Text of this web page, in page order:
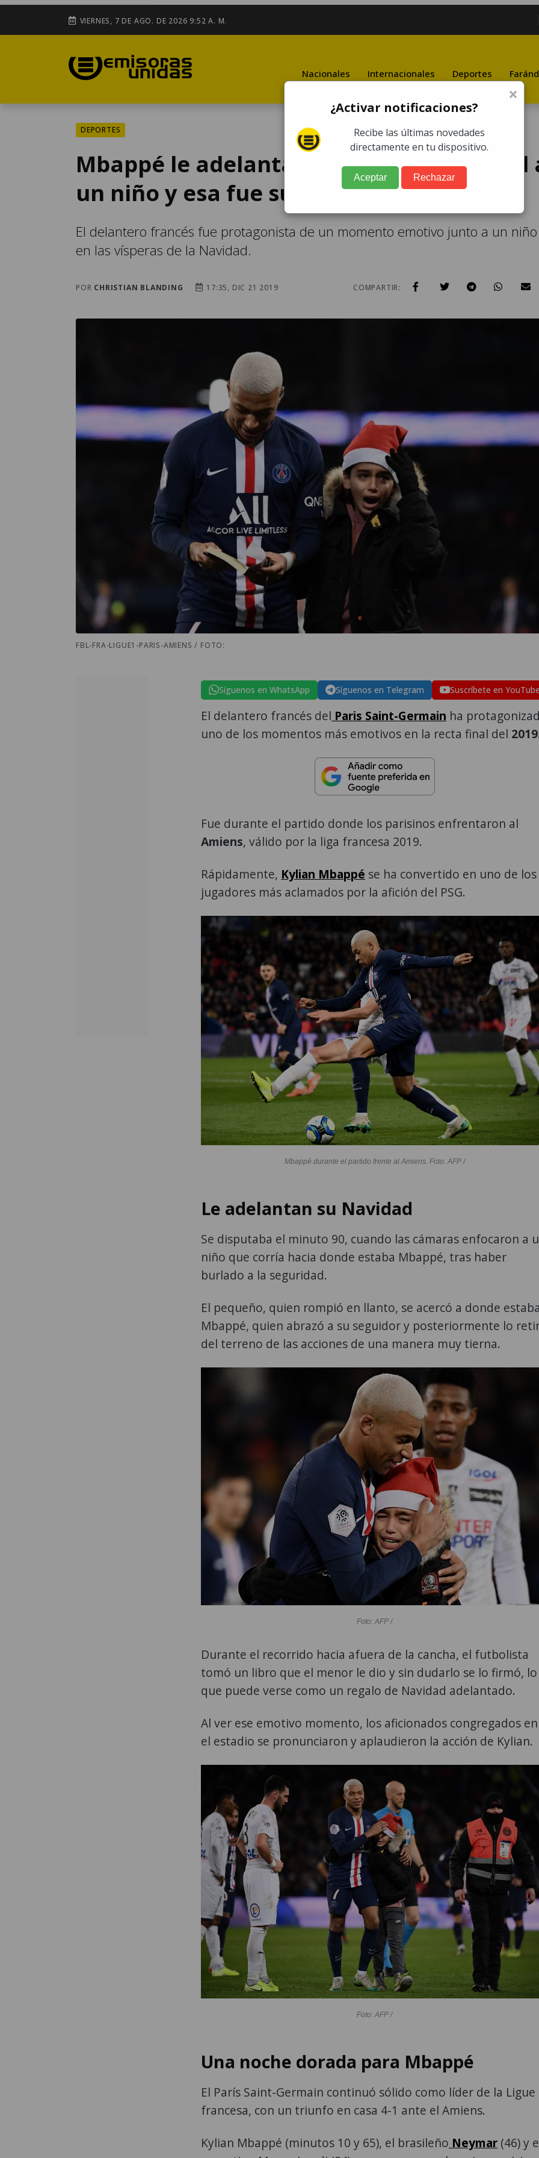
VIERNES, 7 DE AGO. DE 2026 9:52 A. M.
Nacionales Internacionales Deportes
DEPORTES
Mbappé le adelanta su regalo de navidad
un niño y esa fue su reacción
El delantero francés fue protagonista de un momento emotivo junto a un niño
en las vísperas de la Navidad.
POR CHRISTIAN BLANDING 17:35, DIC 21 2019 COMPARTIR:
FBL-FRA-LIGUE1-PARIS-AMIENS / FOTO:
Síguenos en WhatsApp Síguenos en Telegram Suscríbete en YouTube
El delantero francés del Paris Saint-Germain ha
uno de los momentos más emotivos en la recta final del 2019.
Fue durante el partido donde los parisinos enfrentaron al
Amiens, válido por la liga francesa 2019.
Rápidamente, Kylian Mbappé se ha convertido en uno de los
jugadores más aclamados por la afición del PSG.
Mbappé durante el partido frente al Amiens. Foto: AFP /
Le adelantan su Navidad
Se disputaba el minuto 90, cuando las cámaras enfocaron a
niño que corría hacia donde estaba Mbappé, tras haber
burlado a la seguridad.
El pequeño, quien rompió en llanto, se acercó a donde estaba
Mbappé, quien abrazó a su seguidor y posteriormente lo
del terreno de las acciones de una manera muy tierna.
Foto: AFP /
Durante el recorrido hacia afuera de la cancha, el futbolista
tomó un libro que el menor le dio y sin dudarlo se lo firmó, lo
que puede verse como un regalo de Navidad adelantado.
Al ver ese emotivo momento, los aficionados congregados en
el estadio se pronunciaron y aplaudieron la acción de Kylian.
Foto: AFP /
Una noche dorada para Mbappé
El París Saint-Germain continuó sólido como líder de la Ligue
francesa, con un triunfo en casa 4-1 ante el Amiens.
Kylian Mbappé (minutos 10 y 65), el brasileño Neymar (46) y
×
¿Activar notificaciones?
Recibe las últimas novedades
directamente en tu dispositivo.
Aceptar Rechazar